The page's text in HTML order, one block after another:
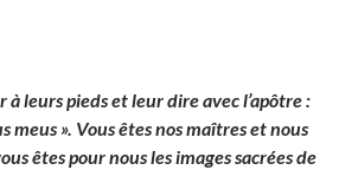
à leurs pieds et leur dire avec l’apôtre :
meus ». Vous êtes nos maîtres et nous
êtes pour nous les images sacrées de